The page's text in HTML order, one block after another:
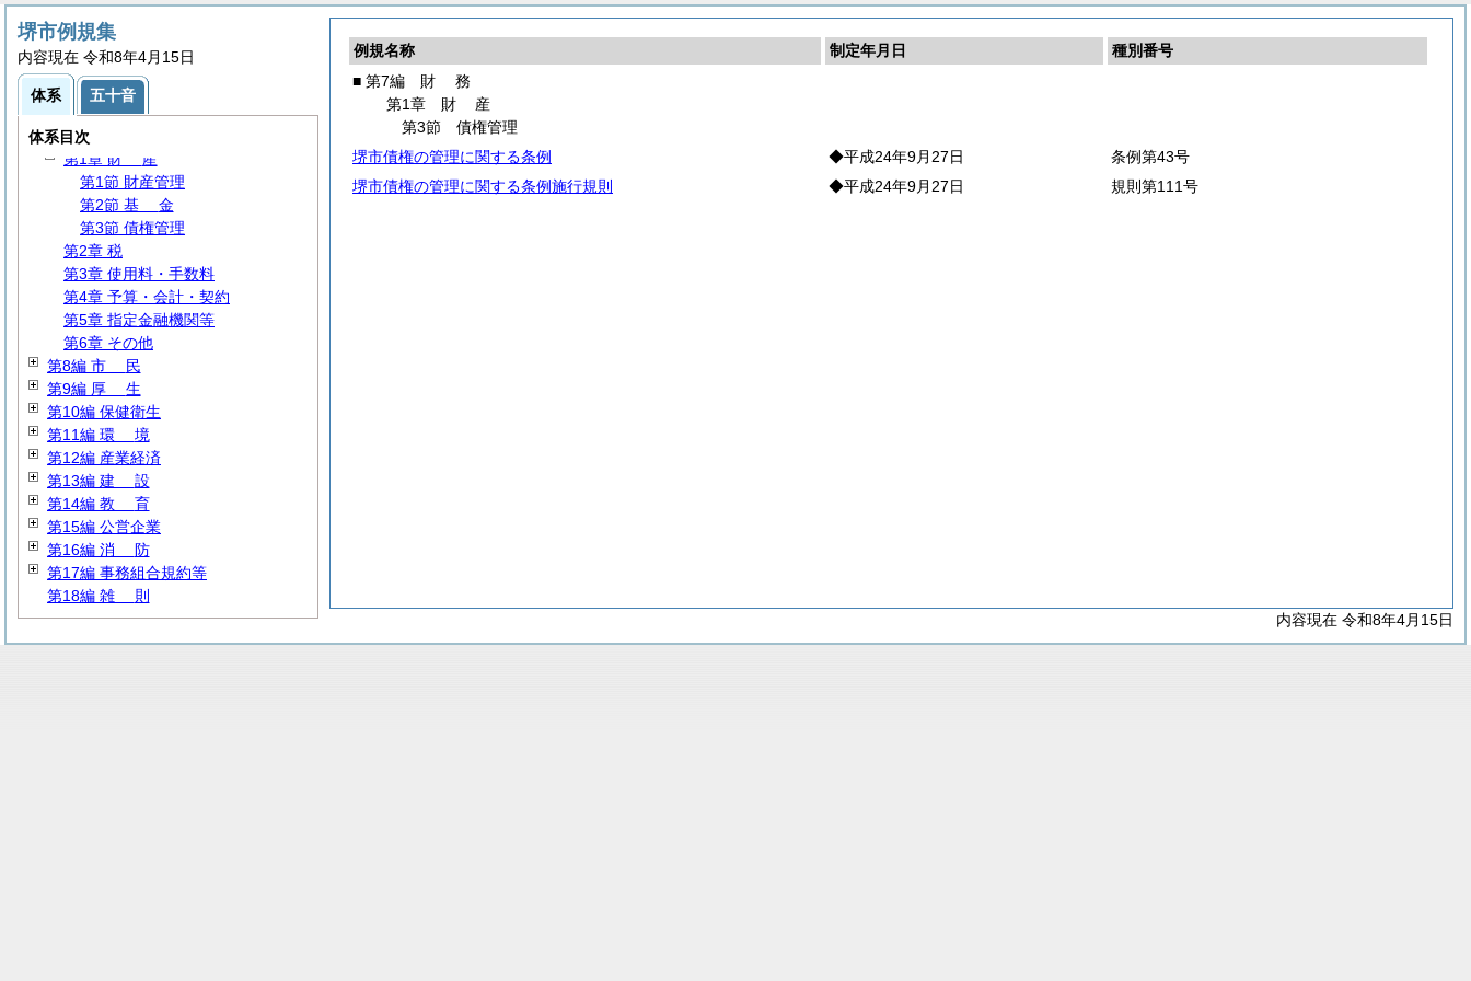
例規名称 制定年月日
種別番号
■ 第7編 財 務
第1章 財 産
第3節 債権管理
堺市債権の管理に関する条例
◆平成24年9月27日
条例第43号
堺市債権の管理に関する条例施行規則
◆平成24年9月27日 規則第111号
内容現在 令和8年4月15日
堺市例規集
内容現在 令和8年4月15日
体系 五十音
体系目次
第2編議
第3編 執行機関
第4編 文書・処務
第5編人事
第6編給与
第7編
第1章 財 産
第1節 財産管理
第2節 基 金
第3節 債権管理
第2章 税
第3章 使用料・手数料
第4章 予算・会計・契約
第5章 指定金融機関等
第6章 その他
第8編 市
民
第9編 厚 生
第10編 保健衛生
第11編 環 境
第12編 産業経済
第13編 建 設
第14編 教 育
第15編 公営企業
第16編 消 防
第17編 事務組合規約等
第18編 雑 則